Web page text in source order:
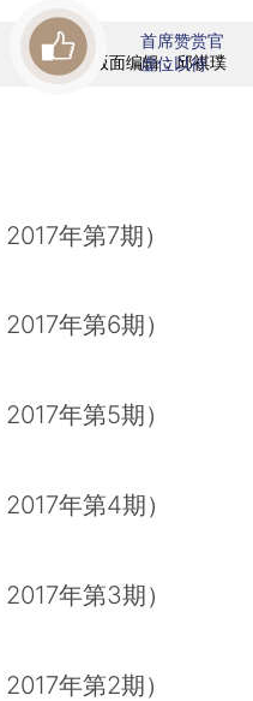
版面编辑：邱祺璞
首席赞赏官
虚位以待
年第7期）
年第6期）
年第5期）
年第4期）
年第3期）
年第2期）